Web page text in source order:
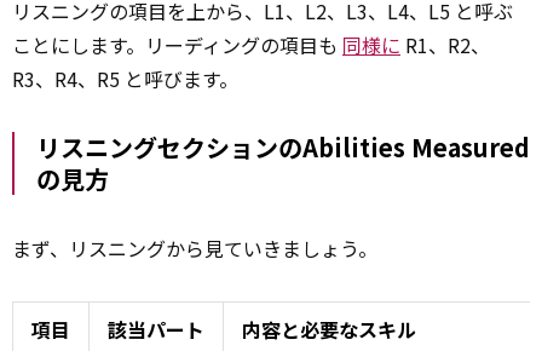
リスニングの項目を上から、L1、L2、L3、L4、L5 と呼ぶ
ことにします。リーディングの項目も 同様に R1、R2、
R3、R4、R5 と呼びます。
リスニングセクションのAbilities Measured
の見方
まず、リスニングから見ていきましょう。
項目 該当パート
内容と必要なスキル